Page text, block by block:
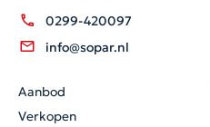
0299-420097
info@sopar.nl
Aanbod
Verkopen